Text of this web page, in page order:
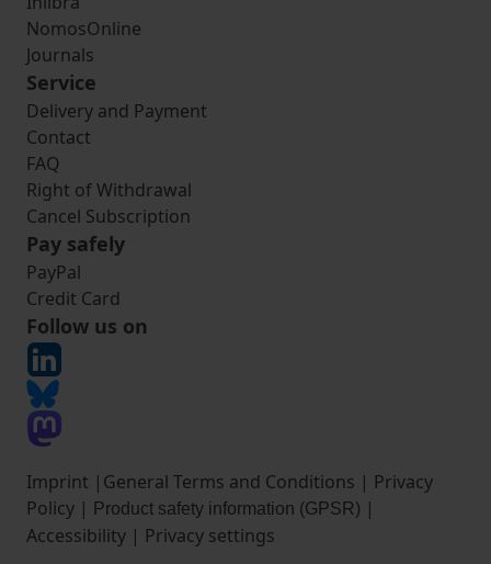
NomosOnline
Journals
Service
Delivery and Payment
Contact
FAQ
Right of Withdrawal
Cancel Subscription
Pay safely
PayPal
Credit Card
Follow us on
Imprint | General Terms and Conditions | Privacy
Policy | Product safety information (GPSR) |
Accessibility | Privacy settings